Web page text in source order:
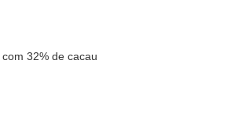
com 32% de cacau